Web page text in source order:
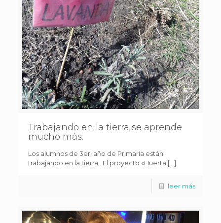
Trabajando en la tierra se aprende
mucho más.
Los alumnos de 3er. año de Primaria están
trabajando en la tierra. El proyecto «Huerta […]
leer más